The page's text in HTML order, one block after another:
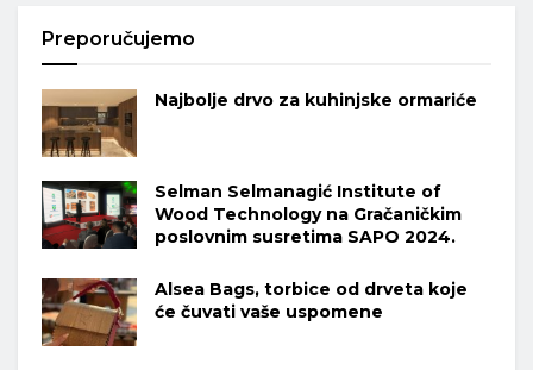
Preporučujemo
Najbolje drvo za kuhinjske ormariće
Selman Selmanagić Institute of
Wood Technology na Gračaničkim
poslovnim susretima SAPO 2024.
Alsea Bags, torbice od drveta koje
će čuvati vaše uspomene